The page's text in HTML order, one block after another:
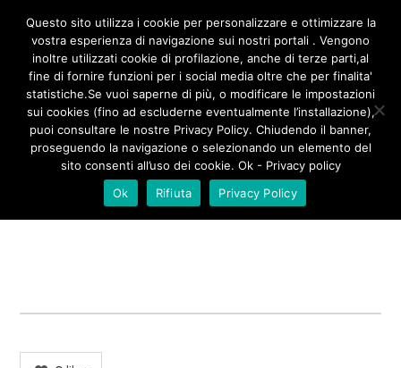
400-1
Questo sito utilizza i cookie per personalizzare e ottimizzare la
vostra esperienza di navigazione sui nostri portali . Vengono
inoltre utilizzati cookie di profilazione, anche di terze parti,al
fine di fornire funzioni per i social media oltre che per finalita'
statistiche.Se vuoi saperne di più, o modificare le impostazioni
sui cookies (fino ad escluderne eventualmente l’installazione),
puoi consultare le nostre Privacy Policy. Chiudendo il banner,
proseguendo la navigazione o selezionando un elemento del
sito consenti all’uso dei cookie. Ok - Privacy policy
Ok
Rifiuta Privacy Policy